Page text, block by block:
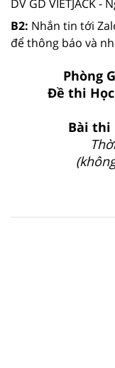
DV GD VIETJACK -
B2: Nhắn tin tới
để thông báo và
Phòng
Đề thi
Bài thi